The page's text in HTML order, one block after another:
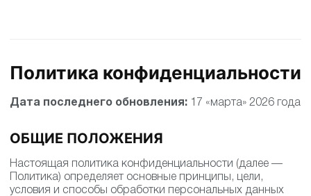
Политика конфиденциальности
Дата последнего обновления: 17 «марта» 2026 года
ОБЩИЕ ПОЛОЖЕНИЯ
Настоящая политика конфиденциальности (далее —
Политика) определяет основные принципы, цели,
условия и способы обработки персональных данных